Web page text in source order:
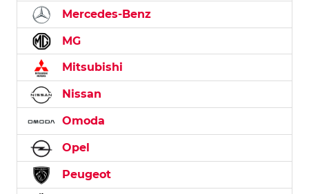
Mercedes-Benz
MG
Mitsubishi
Nissan
Omoda
Opel
Peugeot